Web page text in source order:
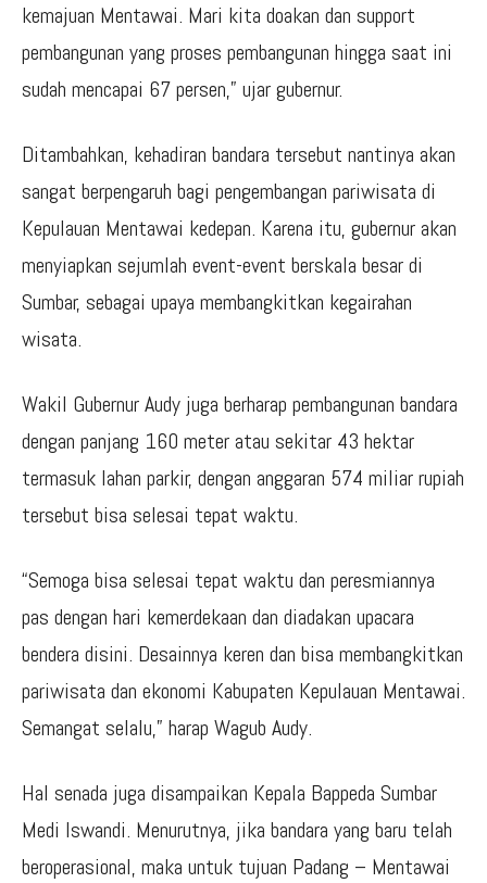
kemajuan Mentawai. Mari kita doakan dan support
pembangunan yang proses pembangunan hingga saat ini
sudah mencapai 67 persen,” ujar gubernur.
Ditambahkan, kehadiran bandara tersebut nantinya akan
sangat berpengaruh bagi pengembangan pariwisata di
Kepulauan Mentawai kedepan. Karena itu, gubernur akan
menyiapkan sejumlah event-event berskala besar di
Sumbar, sebagai upaya membangkitkan kegairahan
wisata.
Wakil Gubernur Audy juga berharap pembangunan bandara
dengan panjang 160 meter atau sekitar 43 hektar
termasuk lahan parkir, dengan anggaran 574 miliar rupiah
tersebut bisa selesai tepat waktu.
“Semoga bisa selesai tepat waktu dan peresmiannya
pas dengan hari kemerdekaan dan diadakan upacara
bendera disini. Desainnya keren dan bisa membangkitkan
pariwisata dan ekonomi Kabupaten Kepulauan Mentawai.
Semangat selalu,” harap Wagub Audy.
Hal senada juga disampaikan Kepala Bappeda Sumbar
Medi Iswandi. Menurutnya, jika bandara yang baru telah
beroperasional, maka untuk tujuan Padang – Mentawai